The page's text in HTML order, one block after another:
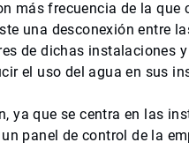
más frecuencia de la que
una desconexión entre
de dichas instalaciones
el uso del agua en sus
ya que se centra en las
panel de control de la